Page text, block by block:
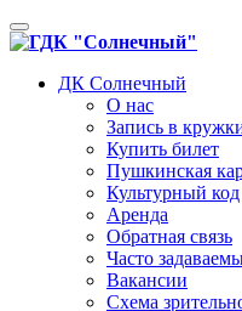
Toggle
navigation
ДК Солнечный
О нас
Запись в
Купить билет
Пушкинская
Культурный код
Аренда
Обратная связь
Часто
Вакансии
Схема